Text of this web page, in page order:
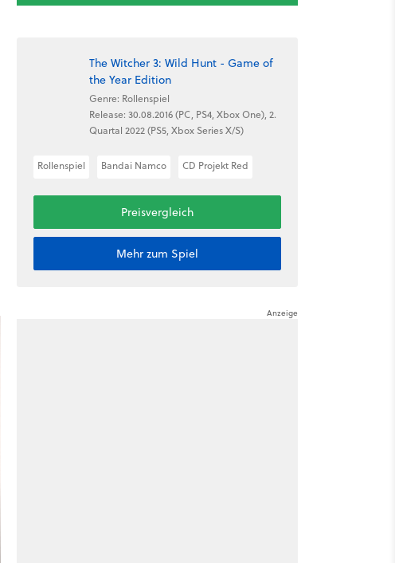
The Witcher 3: Wild Hunt - Game of
the Year Edition
Genre: Rollenspiel
Release: 30.08.2016 (PC, PS4, Xbox One), 2.
Quartal 2022 (PS5, Xbox Series X/S)
Rollenspiel Bandai Namco CD Projekt Red
Preisvergleich
Mehr zum Spiel